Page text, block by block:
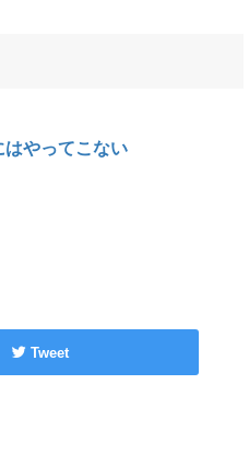
はやってこない
Tweet